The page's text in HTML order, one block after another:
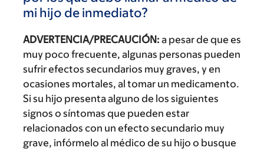
mi hijo de inmediato?
ADVERTENCIA/PRECAUCIÓN: a pesar de que es
muy poco frecuente, algunas personas pueden
sufrir efectos secundarios muy graves, y en
ocasiones mortales, al tomar un medicamento.
Si su hijo presenta alguno de los siguientes
signos o síntomas que pueden estar
relacionados con un efecto secundario muy
grave, infórmelo al médico de su hijo o busque